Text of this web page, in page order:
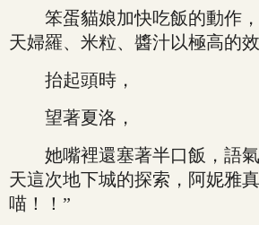
笨蛋貓娘加快吃飯的動作，
天婦羅、米粒、醬汁以極高的
抬起頭時，
望著夏洛，
她嘴裡還塞著半口飯，語氣
天這次地下城的探索，阿妮雅
喵！！”